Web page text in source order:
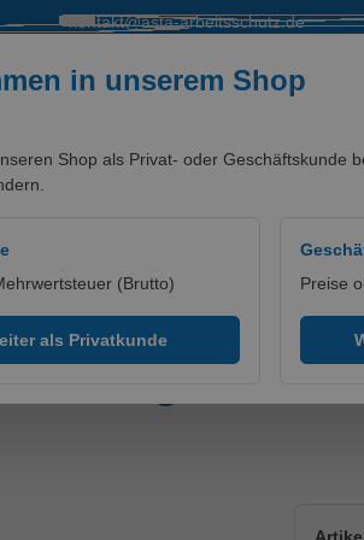
kontakt@asta-arbeitsschutz.de
in unserem Shop
Shop als Privat- oder Geschäftskunde
(Brutto)
als Privatkunde
Preise
4-Wege-